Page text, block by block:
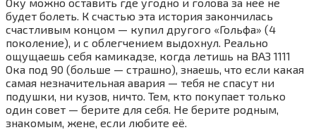
будет болеть. К счастью эта история закончилась
счастливым концом — купил другого «Гольфа» (4
поколение), и с облегчением выдохнул. Реально
ощущаешь себя камикадзе, когда летишь на ВАЗ 1111
Ока под 90 (больше — страшно), знаешь, что если какая
самая незначительная авария — тебя не спасут ни
подушки, ни кузов, ничто. Тем, кто покупает только
один совет — берите для себя. Не берите родным,
знакомым, жене, если любите её.